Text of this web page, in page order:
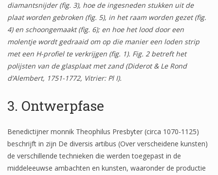
diamantsnijder (fig. 3), hoe de ingesneden stukken uit de
plaat worden gebroken (fig. 5), in het raam worden gezet (fig.
4) en schoongemaakt (fig. 6); en hoe het lood door een
molentje wordt gedraaid om op die manier een loden strip
met een H-profiel te verkrijgen (fig. 1). Fig. 2 betreft het
polijsten van de glasplaat met zand (Diderot & Le Rond
d’Alembert, 1751-1772, Vitrier: Pl I).
3. Ontwerpfase
Benedictijner monnik Theophilus Presbyter (circa 1070-1125)
beschrijft in zijn De diversis artibus (Over verscheidene kunsten)
de verschillende technieken die werden toegepast in de
middeleeuwse ambachten en kunsten, waaronder de productie